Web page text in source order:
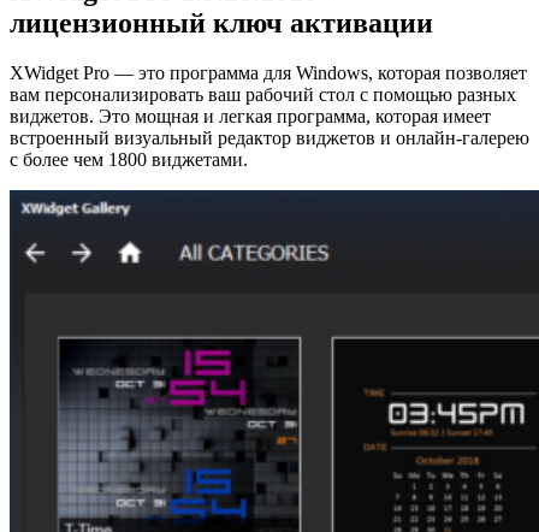
лицензионный ключ активации
XWidget Pro — это программа для Windows, которая позволяет
вам персонализировать ваш рабочий стол с помощью разных
виджетов. Это мощная и легкая программа, которая имеет
встроенный визуальный редактор виджетов и онлайн-галерею
с более чем 1800 виджетами.